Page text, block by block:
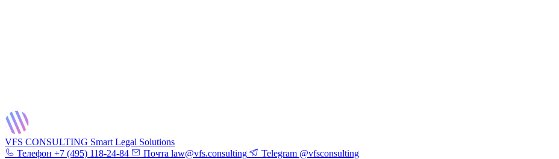
VFS CONSULTING Smart Legal Solutions
Телефон +7 (495) 118-24-84 Почта law@vfs.consulting Telegram @vfsconsulting